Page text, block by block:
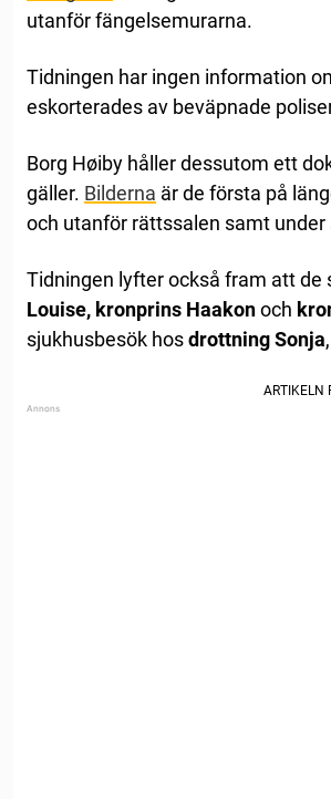
utanför fängelsemurarna.
Tidningen har ingen information
eskorterades av beväpnade
Borg Høiby håller dessutom ett
gäller. Bilderna är de första på
och utanför rättssalen samt
Tidningen lyfter också fram att
Louise, kronprins Haakonoch
sjukhusbesök hosdrottning Sonja